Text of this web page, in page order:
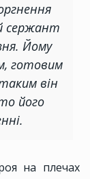
сержант
Йому
готовим
він
його
на плечах